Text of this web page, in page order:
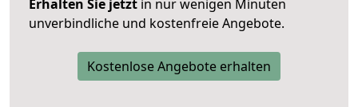
Erhalten Sie jetzt in nur wenigen Minuten
unverbindliche und kostenfreie Angebote.
Kostenlose Angebote erhalten